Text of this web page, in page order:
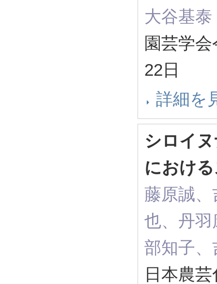
大谷基
園芸学
22日
詳細を
シロイ
におけ
藤原誠
也、丹
部知子
日本農